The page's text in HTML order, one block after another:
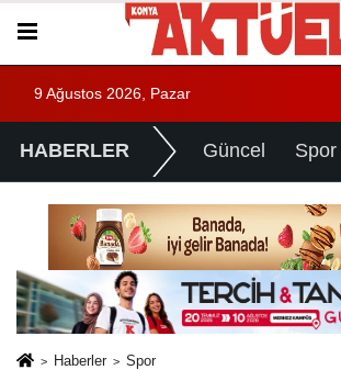
9 Ağustos 2026, Pazar
HABERLER Güncel Spor
Haberler Spor